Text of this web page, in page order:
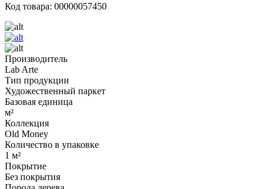
Код товара: 00000057450
Производитель
Lab Arte
Тип продукции
Художественный паркет
Базовая единица
м²
Коллекция
Old Money
Количество в упаковке
1 м²
Покрытие
Без покрытия